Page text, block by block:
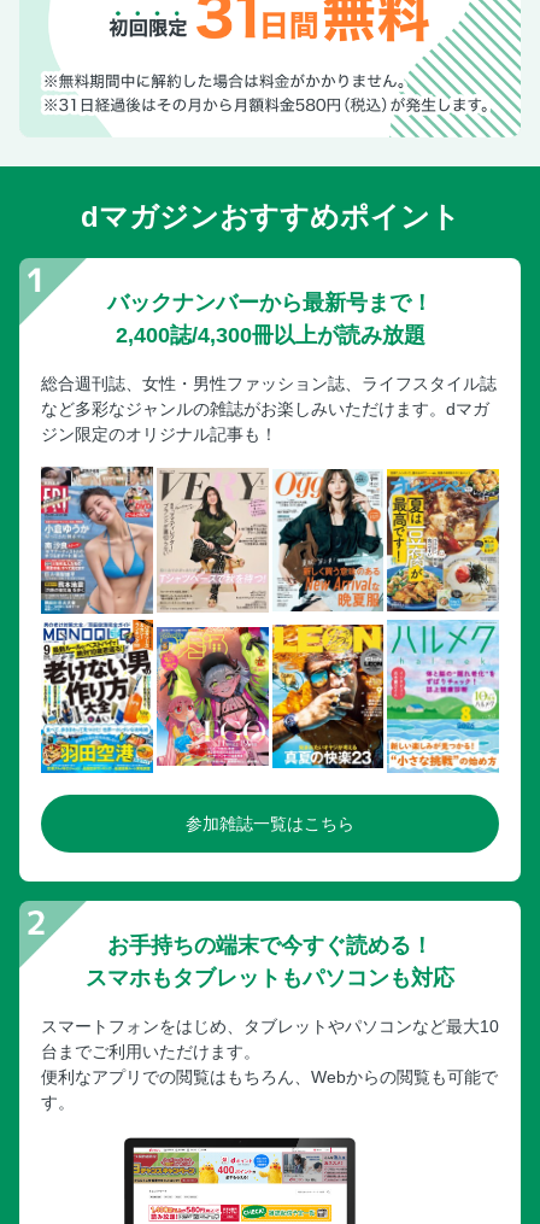
dマガジンおすすめポイント
バックナンバーから最新号まで！
2,400誌/4,300冊以上が読み放題
総合週刊誌、女性・男性ファッション誌、ライフスタイル誌
など多彩なジャンルの雑誌がお楽しみいただけます。dマガ
ジン限定のオリジナル記事も！
参加雑誌一覧はこちら
お手持ちの端末で今すぐ読める！
スマホもタブレットもパソコンも対応
スマートフォンをはじめ、タブレットやパソコンなど最大10
台までご利用いただけます。
便利なアプリでの閲覧はもちろん、Webからの閲覧も可能で
す。